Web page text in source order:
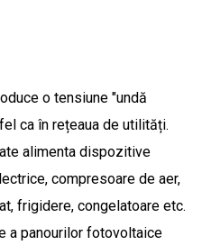
o tensiune "undă
ca în rețeaua de utilități.
alimenta dispozitive
compresoare de aer,
frigidere, congelatoare etc.
a panourilor fotovoltaice